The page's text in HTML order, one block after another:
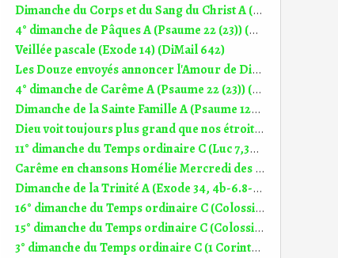
Dimanche du Corps et du Sang du Christ A (Jean 6, 51-58) (DiMail 23)
4° dimanche de Pâques A (Psaume 22 (23)) (DiMail 521)
Veillée pascale (Exode 14) (DiMail 642)
Les Douze envoyés annoncer l'Amour de Dieu et la croix Homélie 15° dim TO B (11.07.2021)
4° dimanche de Carême A (Psaume 22 (23)) (DiMail 521)
Dimanche de la Sainte Famille A (Psaume 127 (128)) (DiMail 637)
Dieu voit toujours plus grand que nos étroitesses Homélie 20° dim TO A (20.08.2023)
11° dimanche du Temps ordinaire C (Luc 7,36 - 8,3) (DiMail 272)
Carême en chansons Homélie Mercredi des cendres (5.03.2025)
Dimanche de la Trinité A (Exode 34, 4b-6.8-9) (DiMail 168)
16° dimanche du Temps ordinaire C (Colossiens 1, 24-28) (DiMail 469)
15° dimanche du Temps ordinaire C (Colossiens 1, 15-20) (DiMail 468)
3° dimanche du Temps ordinaire C (1 Corinthiens 12, 12-30) (DiMail 442)